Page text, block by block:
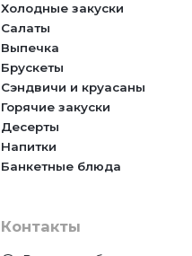
Холодные закуски
Салаты
Выпечка
Брускеты
Сэндвичи и круасаны
Горячие закуски
Десерты
Напитки
Банкетные блюда
Контакты